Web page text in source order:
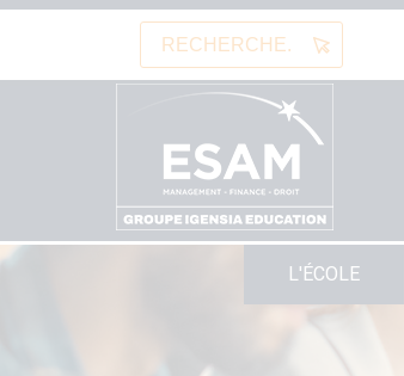
Aller
contenu
Rechercher
principale
L'ÉCOLE